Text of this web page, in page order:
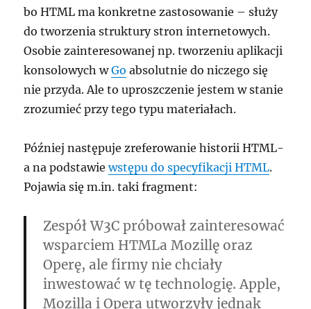
bo HTML ma konkretne zastosowanie – służy
do tworzenia struktury stron internetowych.
Osobie zainteresowanej np. tworzeniu aplikacji
konsolowych wGo absolutnie do niczego się
nie przyda. Ale to uproszczenie jestem w stanie
zrozumieć przy tego typu materiałach.
Później następuje zreferowanie historii HTML-
a na podstawiewstępu do specyfikacji HTML.
Pojawia się m.in. taki fragment:
Zespół W3C próbował zainteresować
wsparciem HTMLa Mozillę oraz
Operę, ale firmy nie chciały
inwestować w tę technologię. Apple,
Mozilla i Opera utworzyły jednak